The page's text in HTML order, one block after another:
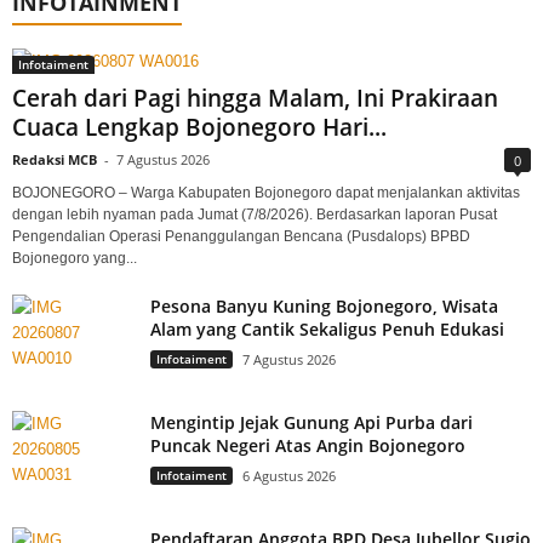
Infotaiment
Cerah dari Pagi hingga Malam, Ini Prakiraan
Cuaca Lengkap Bojonegoro Hari...
Redaksi MCB - 7 Agustus 2026 0
BOJONEGORO – Warga Kabupaten Bojonegoro dapat menjalankan aktivitas
dengan lebih nyaman pada Jumat (7/8/2026). Berdasarkan laporan Pusat
Pengendalian Operasi Penanggulangan Bencana (Pusdalops) BPBD
Bojonegoro yang...
Pesona Banyu Kuning Bojonegoro, Wisata
Alam yang Cantik Sekaligus Penuh Edukasi
Infotaiment 7 Agustus 2026
Mengintip Jejak Gunung Api Purba dari
Puncak Negeri Atas Angin Bojonegoro
Infotaiment 6 Agustus 2026